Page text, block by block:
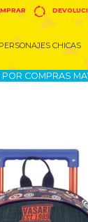

PERSONAJES CHICAS
POR COMPRAS